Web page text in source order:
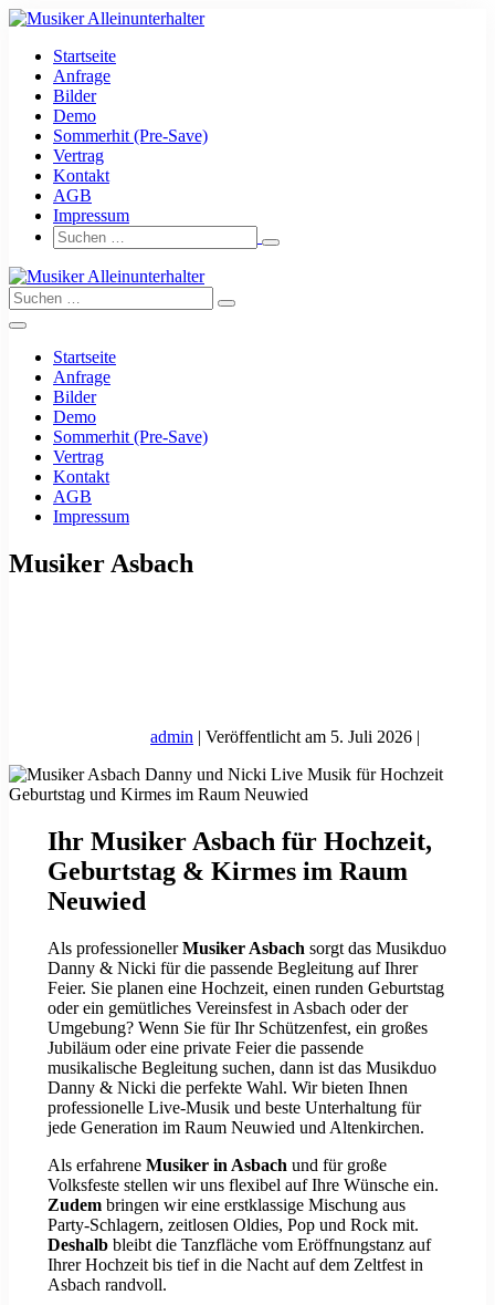
Zum
springenStartseite
Anfrage
Bilder
Demo
Sommerhit (Pre-Save)
Vertrag
Kontakt
AGB
Impressum
Suche-
Schalter
Suchen
nach:
Suche-
Schalter
Suchen
nach:
Menü-
SchalterStartseite
Anfrage
Bilder
Demo
Sommerhit (Pre-Save)
Vertrag
Kontakt
AGB
Impressum
Musiker Asbach
admin | Veröffentlicht am 5. Juli 2026 |
Ihr Musiker Asbach für Hochzeit,
Geburtstag & Kirmes im Raum
Neuwied
Als professionellerMusiker Asbach sorgt das Musikduo
Danny & Nicki für die passende Begleitung auf Ihrer
Feier. Sie planen eine Hochzeit, einen runden Geburtstag
oder ein gemütliches Vereinsfest in Asbach oder der
Umgebung? Wenn Sie für Ihr Schützenfest, ein großes
Jubiläum oder eine private Feier die passende
musikalische Begleitung suchen, dann ist das Musikduo
Danny & Nicki die perfekte Wahl. Wir bieten Ihnen
professionelle Live-Musik und beste Unterhaltung für
jede Generation im Raum Neuwied und Altenkirchen.
Als erfahrene Musiker in Asbach und für große
Volksfeste stellen wir uns flexibel auf Ihre Wünsche ein.
Zudembringen wir eine erstklassige Mischung aus
Party-Schlagern, zeitlosen Oldies, Pop und Rock mit.
Deshalbbleibt die Tanzfläche vom Eröffnungstanz auf
Ihrer Hochzeit bis tief in die Nacht auf dem Zeltfest in
Asbach randvoll.